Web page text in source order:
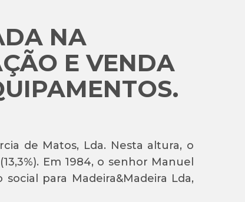
NA
E VENDA
de Matos, Lda. Nesta altura, o
Em 1984, o senhor Manuel
para Madeira&Madeira Lda,